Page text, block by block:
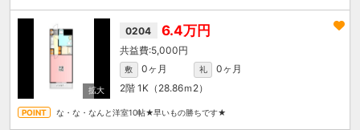
0204 6.4万円
5,000円
敷 0ヶ月 礼
0ヶ月
2階 1K（28.86ｍ 2）
な・な・なんと洋室10帖★早いもの勝ちです★